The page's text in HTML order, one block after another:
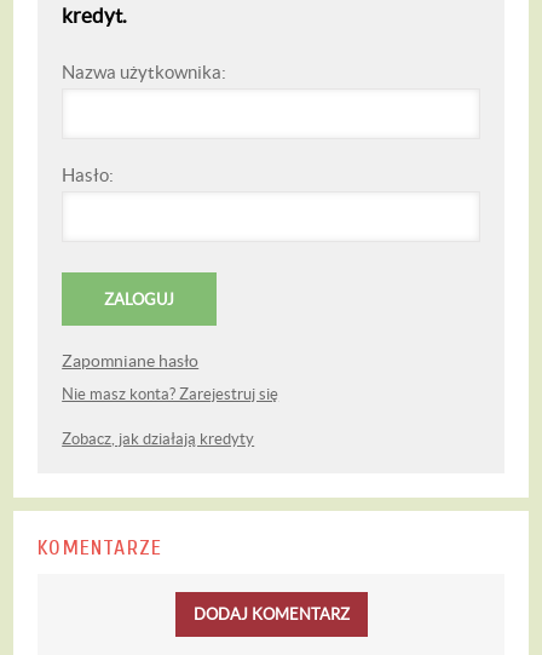
kredyt.
Nazwa użytkownika:
Hasło:
Zapomniane hasło
Nie masz konta? Zarejestruj się
Zobacz, jak działają kredyty
KOMENTARZE
DODAJ KOMENTARZ